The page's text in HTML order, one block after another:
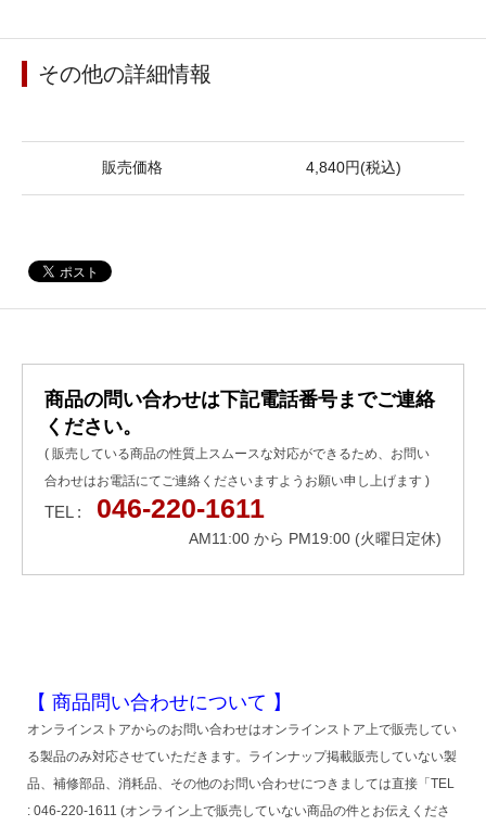
その他の詳細情報
販売価格 4,840円(税込)
商品の問い合わせは下記電話番号までご連絡
ください。
( 販売している商品の性質上スムースな対応ができるため、お問い
合わせはお電話にてご連絡くださいますようお願い申し上げます )
TEL : 046-220-1611
AM11:00 から PM19:00 (火曜日定休)
【 商品問い合わせについて 】
オンラインストアからのお問い合わせはオンラインストア上で販売してい
る製品のみ対応させていただきます。ラインナップ掲載販売していない製
品、補修部品、消耗品、その他のお問い合わせにつきましては直接「TEL
: 046-220-1611 (オンライン上で販売していない商品の件とお伝えくださ